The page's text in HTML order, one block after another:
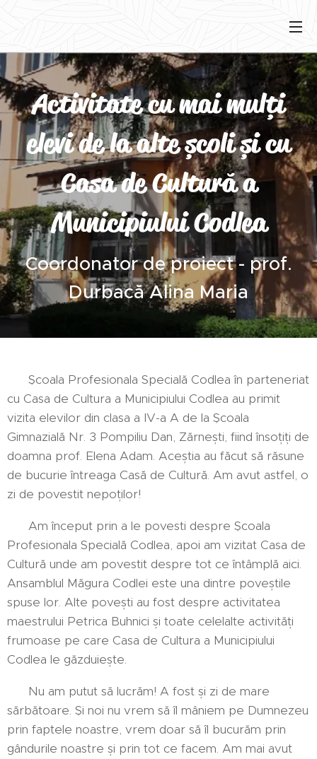
Activitate cu mai mulți
elevi de la alte școli și cu
Casa de Cultură a
Municipiului Codlea
Coordonator de proiect - prof.
Durbacă Alina Maria
Școala Profesionala Specială Codlea în parteneriat
cu Casa de Cultura a Municipiului Codlea au primit
vizita elevilor din clasa a IV-a A de la Școala
Gimnazială Nr. 3 Pompiliu Dan, Zărnești, fiind însoțiți de
doamna prof. Elena Adam. Aceștia au făcut să răsune
de bucurie întreaga Casă de Cultură. Am avut astfel, o
zi de povestit nepoților!
Am început prin a le povesti despre Școala
Profesionala Specială Codlea, apoi am vizitat Casa de
Cultură unde am povestit despre tot ce întâmplă aici.
Ansamblul Măgura Codlei este una dintre poveștile
spuse lor. Alte povești au fost despre activitatea
maestrului Petrica Buhnici și toate celelalte activități
frumoase pe care Casa de Cultura a Municipiului
Codlea le găzduiește.
Nu am putut să lucrăm! A fost și zi de mare
sărbătoare. Și noi nu vrem să îl mâniem pe Dumnezeu
prin faptele noastre, vrem doar să îl bucurăm prin
gândurile noastre și prin tot ce facem. Am mai avut